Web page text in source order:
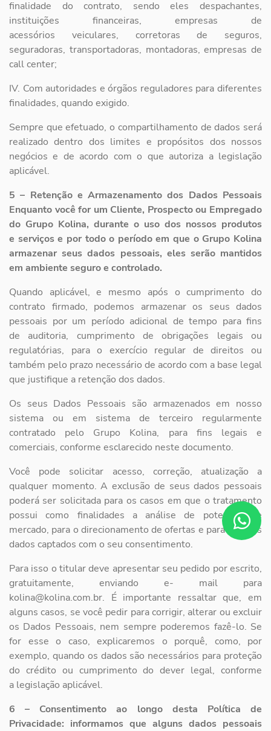
finalidade do contrato, sendo eles despachantes,
instituições financeiras, empresas de
acessórios veiculares, corretoras de seguros,
seguradoras, transportadoras, montadoras,empresas de
call center;
IV. Com autoridades e órgãos reguladores para diferentes
finalidades, quando exigido.
Sempre que efetuado, o compartilhamento de dados será
realizado dentro dos limites e propósitos dos nossos
negócios e de acordo com o que autoriza a legislação
aplicável.
5 – Retenção e Armazenamento dos Dados Pessoais
Enquanto você for um Cliente, Prospecto ou Empregado
do Grupo Kolina, durante o uso dos nossos produtos
e serviços e por todo o período em que o Grupo Kolina
armazenar seus dados pessoais, eles serão mantidos
em ambiente seguro e controlado.
Quando aplicável, e mesmo após o cumprimento do
contrato firmado, podemos armazenar os seus dados
pessoais por um período adicional de tempo para fins
de auditoria, cumprimento de obrigações legais ou
regulatórias, para o exercício regular dedireitos ou
também pelo prazo necessário de acordo com a base legal
que justifique a retenção dos dados.
Os seus Dados Pessoais são armazenados em nosso
sistema ou em sistema de terceiro regularmente
contratado pelo Grupo Kolina, para fins legais e
comerciais, conforme esclarecido neste documento.
Você pode solicitar acesso, correção, atualização a
qualquer momento. A exclusão de seus dados pessoais
poderá ser solicitada para os casos em que o tratamento
possuicomo finalidades a análise de potencial de
mercado, para o direcionamento de ofertas e para aqueles
dados captados com o seu consentimento.
Para isso o titular deve apresentar seu pedido por escrito,
gratuitamente, enviando e- mail para
kolina@kolina.com.br. É importante ressaltar que, em
alguns casos, se você pedir para corrigir, alterar ou excluir
os Dados Pessoais, nem sempre poderemos fazê-lo. Se
for esse o caso, explicaremos o porquê, como, por
exemplo, quando os dados são necessários para proteção
do crédito ou cumprimento do dever legal, conforme
a legislação aplicável.
6 – Consentimento ao longo desta Política de
Privacidade: informamos que alguns dados pessoais